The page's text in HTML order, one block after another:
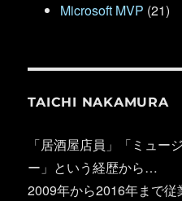
Microsoft MVP (21)
TAICHI NAKAMURA
「居酒屋店員」「ミュー
ー」という経歴から…
2009年から2016年まで